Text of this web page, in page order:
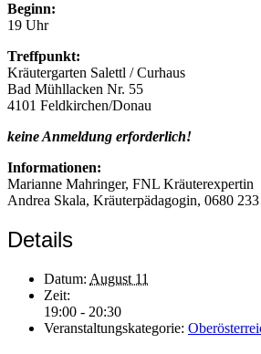
Beginn:
19 Uhr
Treffpunkt:
Kräutergarten Salettl / Curhaus
Bad Mühllacken Nr. 55
4101 Feldkirchen/Donau
keine Anmeldung erforderlich!
Informationen:
Marianne Mahringer, FNL Kräuterexpertin
Andrea Skala, Kräuterpädagogin, 0680
Details
Datum: August 11
Zeit:
19:00 - 20:30
Veranstaltungskategorie: